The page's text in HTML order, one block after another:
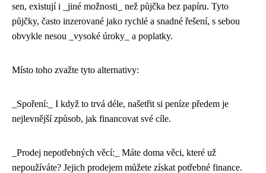
sen, existují i ​​_jiné možnosti_ než půjčka bez papíru. Tyto
půjčky, často inzerované jako rychlé a snadné řešení, s sebou
obvykle nesou _vysoké úroky_ a poplatky.
Místo toho zvažte tyto alternativy:
_Spoření:_ I když to trvá déle, našetřit si peníze předem je
nejlevnější způsob, jak financovat své cíle.
_Prodej nepotřebných věcí:_ Máte doma věci, které už
nepoužíváte? Jejich prodejem můžete získat potřebné finance.